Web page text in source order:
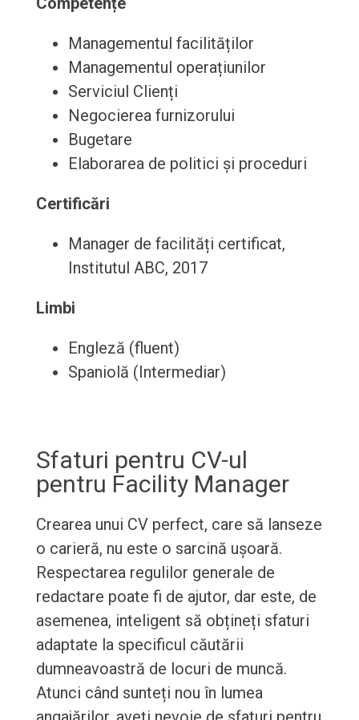
Managementul facilităților
Managementul operațiunilor
Serviciul Clienți
Negocierea furnizorului
Bugetare
Elaborarea de politici și proceduri
Certificări
Manager de facilități certificat,
Institutul ABC, 2017
Limbi
Engleză (fluent)
Spaniolă (Intermediar)
Sfaturi pentru CV-ul
pentru Facility Manager
Crearea unui CV perfect, care să lanseze
o carieră, nu este o sarcină ușoară.
Respectarea regulilor generale de
redactare poate fi de ajutor, dar este, de
asemenea, inteligent să obțineți sfaturi
adaptate la specificul căutării
dumneavoastră de locuri de muncă.
Atunci când sunteți nou în lumea